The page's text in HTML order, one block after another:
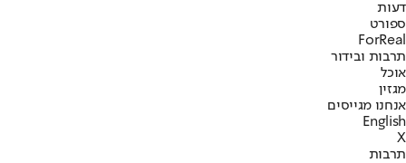
דעות
ספורט
ForReal
תרבות ובידור
אוכל
מגזין
אנחנו מגייסים
English
X
תרבות